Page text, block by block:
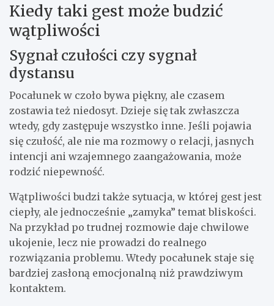
Kiedy taki gest może budzić
wątpliwości
Sygnał czułości czy sygnał
dystansu
Pocałunek w czoło bywa piękny, ale czasem
zostawia też niedosyt. Dzieje się tak zwłaszcza
wtedy, gdy zastępuje wszystko inne. Jeśli pojawia
się czułość, ale nie ma rozmowy o relacji, jasnych
intencji ani wzajemnego zaangażowania, może
rodzić niepewność.
Wątpliwości budzi także sytuacja, w której gest jest
ciepły, ale jednocześnie „zamyka” temat bliskości.
Na przykład po trudnej rozmowie daje chwilowe
ukojenie, lecz nie prowadzi do realnego
rozwiązania problemu. Wtedy pocałunek staje się
bardziej zasłoną emocjonalną niż prawdziwym
kontaktem.